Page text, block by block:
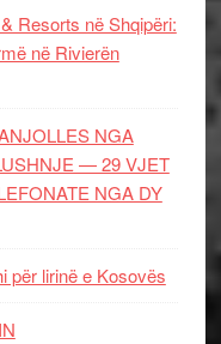
Resorts në Shqipëri:
në Rivierën
NGA
— 29 VJET
NGA DY
për lirinë e Kosovës